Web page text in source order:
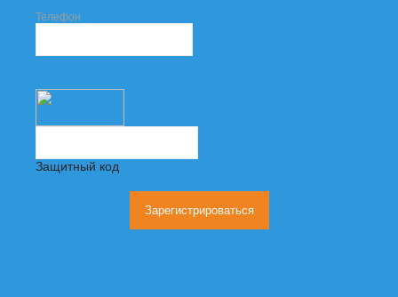
Телефон
Защитный код